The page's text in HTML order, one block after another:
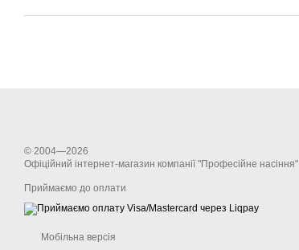
© 2004—2026
Офіційний інтернет-магазин компанії "Професійне насіння"
Приймаємо до оплати
Мобільна версія